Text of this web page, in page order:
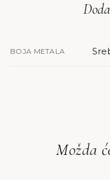
BOJA METALA
Možda